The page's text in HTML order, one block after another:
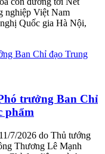
nghiệp Việt Nam
Quốc gia Hà Nội,
trưởng Ban Chỉ
phẩm
7/2026 do Thủ tướng
Thương Lê Mạnh